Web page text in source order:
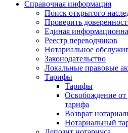
Справочная информация
Поиск открытого
Проверить
Единая
Реестр переводчиков
Нотариальное
Законодательство
Локальные правовые
Тарифы
Тарифы
Освобождение от
тарифа
Возврат
Нотариальный